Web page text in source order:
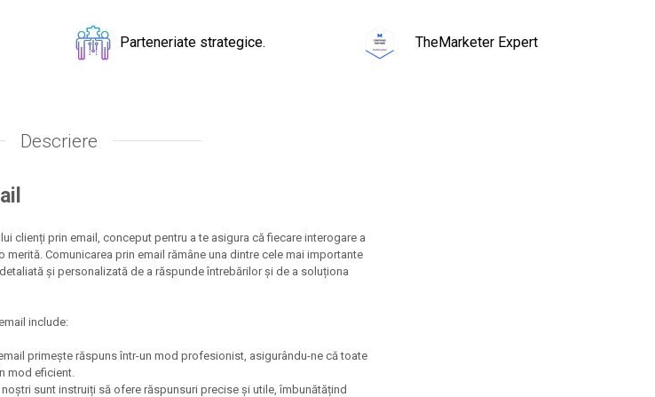
Parteneriate strategice. TheMarketer Expert
Descriere
clienți prin email, conceput pentru a te asigura că fiecare interogare a
Comunicarea prin email rămâne una dintre cele mai importante
și personalizată de a răspunde întrebărilor și de a soluționa
include:
primește răspuns într-un mod profesionist, asigurându-ne că toate
mod eficient.
sunt instruiți să ofere răspunsuri precise și utile, îmbunătățind